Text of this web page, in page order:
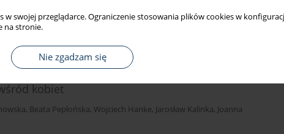
w swojej przeglądarce. Ograniczenie stosowania plików cookies w
na stronie.
Nie zgadzam się
Statystyki
profilaktyczną nad pracownikami –
kobiet
, Beata Pepłońska, Wojciech Hanke, Jarosław Kalinka, Joanna